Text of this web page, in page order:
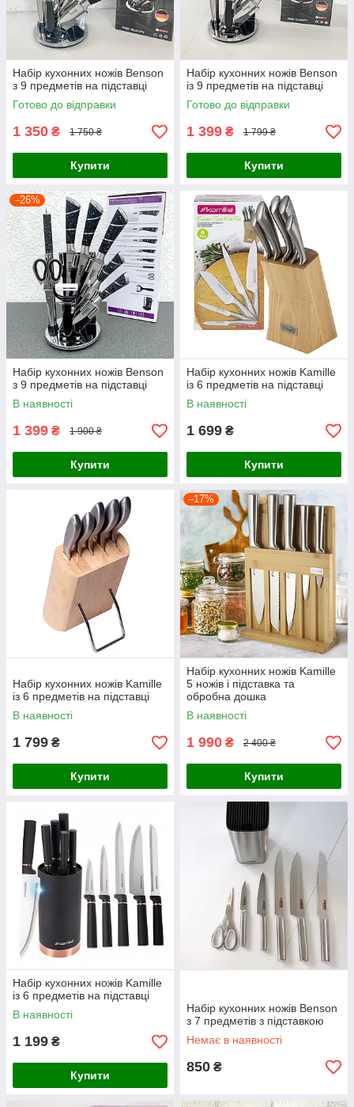
Набір кухонних ножів Benson
з 9 предметів на підставці
Готово до відправки
1 350 ₴ 1 750 ₴
Купити
Набір кухонних ножів Benson
із 9 предметів на підставці
Готово до відправки
1 399 ₴ 1 799 ₴
Купити
–26%
Набір кухонних ножів Benson
з 9 предметів на підставці
В наявності
1 399 ₴ 1 900 ₴
Купити
Набір кухонних ножів Kamille
із 6 предметів на підставці
В наявності
1 699 ₴
Купити
Набір кухонних ножів Kamille
із 6 предметів на підставці
В наявності
1 799 ₴
Купити
–17%
Набір кухонних ножів Kamille
5 ножів і підставка та
обробна дошка
В наявності
1 990 ₴ 2 400 ₴
Купити
Набір кухонних ножів Kamille
із 6 предметів на підставці
В наявності
1 199 ₴
Купити
Набір кухонних ножів Benson
з 7 предметів з підставкою
Немає в наявності
850 ₴